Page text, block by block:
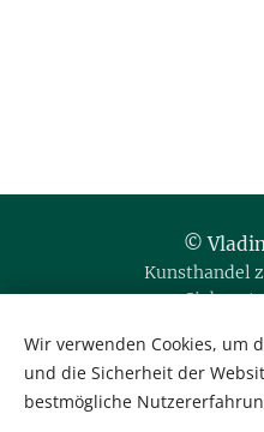
©
Kunsthandel
Tel. & Fax:
Mobil: +43
Wir verwenden Cookies, um
und die Sicherheit der
bestmögliche